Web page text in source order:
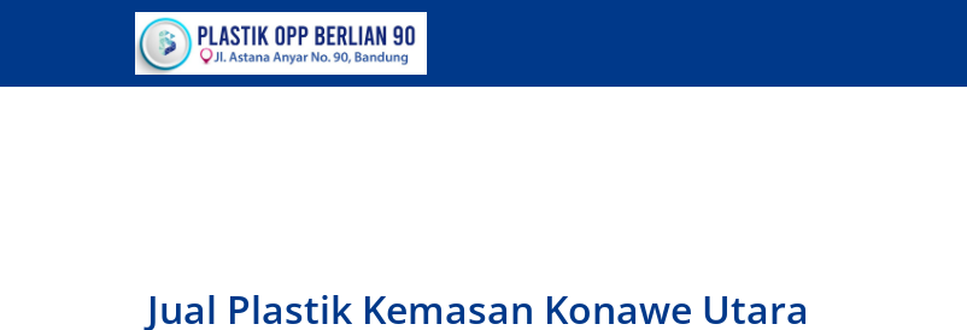
Jual Plastik Kemasan Konawe Utara